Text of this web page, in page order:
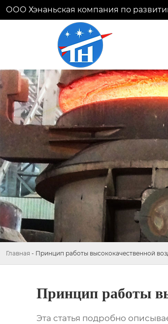
ООО Хэнаньская компания по
Главная - Принцип работы высококачественной
Принцип работы
Эта статья подробно